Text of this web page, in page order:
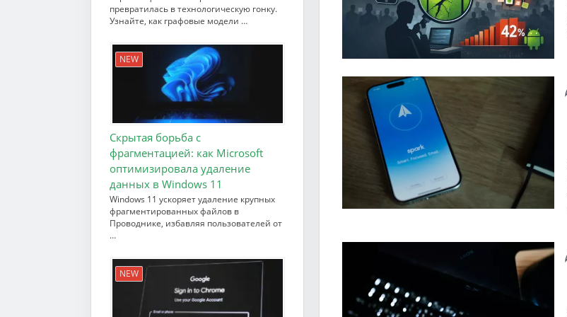
превратилась в технологическую гонку.
Узнайте, как графовые модели …
NEW
Скрытая борьба с
фрагментацией: как Microsoft
оптимизировала удаление
данных в Windows 11
Windows 11 ускоряет удаление крупных
фрагментированных файлов в
Проводнике, избавляя пользователей от
…
NEW